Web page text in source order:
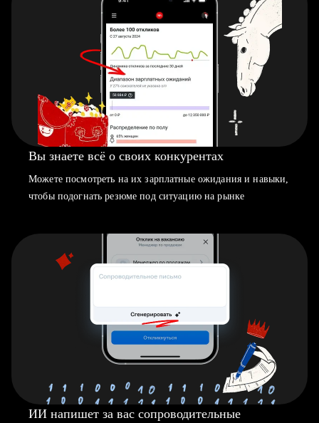
Вы знаете всё о своих конкурентах
Можете посмотреть на их зарплатные ожидания и навыки,
чтобы подогнать резюме под ситуацию на рынке
ИИ напишет за вас сопроводительные